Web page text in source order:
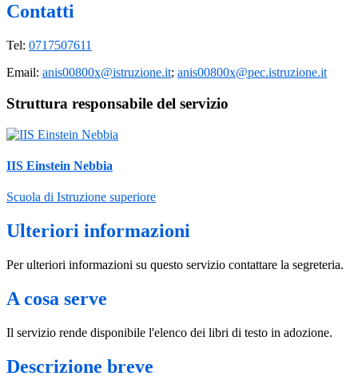
Contatti
Tel: 0717507611
Email: anis00800x@istruzione.it; anis00800x@pec.istruzione.it
Struttura responsabile del servizio
IIS Einstein Nebbia
Scuola di Istruzione superiore
Ulteriori informazioni
Per ulteriori informazioni su questo servizio contattare la segreteria.
A cosa serve
Il servizio rende disponibile l'elenco dei libri di testo in adozione.
Descrizione breve